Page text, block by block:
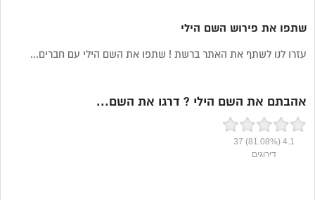
שתפו את פירוש השם הילי
עזרו לנו לשתף את האתר ברשת ! שתפו את השם הילי עם חברים...
אהבתם את השם הילי ? דרגו את השם...
4.1
(81.08%)
37
דירוגים